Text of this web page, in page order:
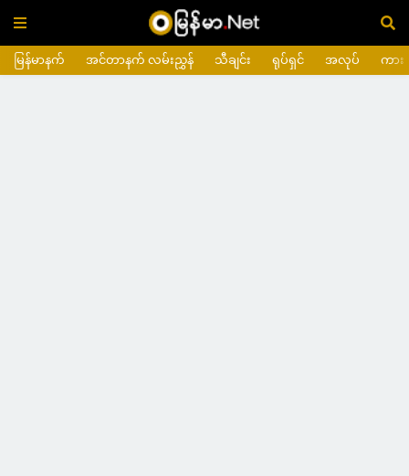
မြန်မာနက် အင်တာနက် လမ်းညွှန် သီချင်း ရုပ်ရှင် အလုပ် ကား